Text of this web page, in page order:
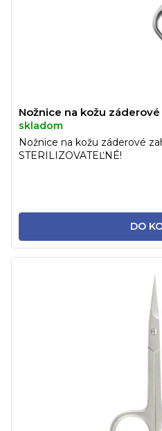
Nožnice na kožu
skladom
DO
Nožnice na kožu záderové
STERILIZOVATEĽNÉ!